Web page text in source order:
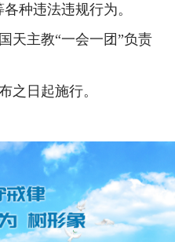
种违法违规行为。
主教“一会一团”负责
日起施行。